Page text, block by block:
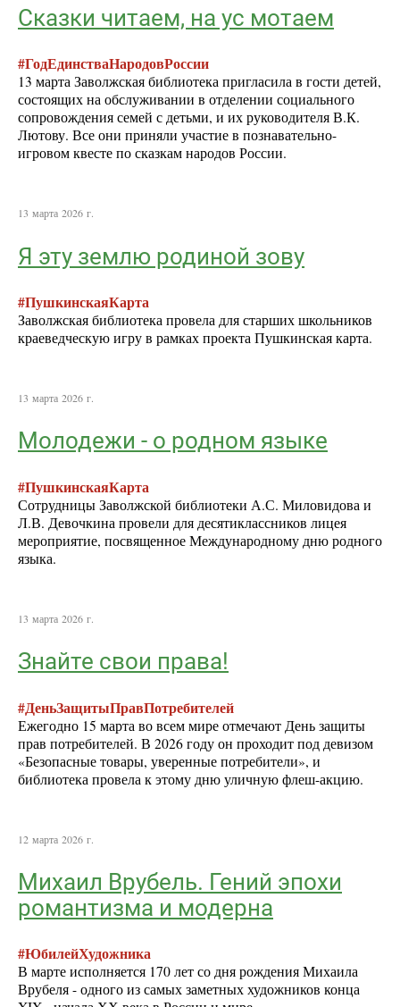
Сказки читаем, на ус мотаем
#ГодЕдинстваНародовРоссии
13 марта Заволжская библиотека пригласила в гости детей,
состоящих на обслуживании в отделении социального
сопровождения семей с детьми, и их руководителя В.К.
Лютову. Все они приняли участие в познавательно-
игровом квесте по сказкам народов России.
13 марта 2026 г.
Я эту землю родиной зову
#ПушкинскаяКарта
Заволжская библиотека провела для старших школьников
краеведческую игру в рамках проекта Пушкинская карта.
13 марта 2026 г.
Молодежи - о родном языке
#ПушкинскаяКарта
Сотрудницы Заволжской библиотеки А.С. Миловидова и
Л.В. Девочкина провели для десятиклассников лицея
мероприятие, посвященное Международному дню родного
языка.
13 марта 2026 г.
Знайте свои права!
#ДеньЗащитыПравПотребителей
Ежегодно 15 марта во всем мире отмечают День защиты
прав потребителей. В 2026 году он проходит под девизом
«Безопасные товары, уверенные потребители», и
библиотека провела к этому дню уличную флеш-акцию.
12 марта 2026 г.
Михаил Врубель. Гений эпохи
романтизма и модерна
#ЮбилейХудожника
В марте исполняется 170 лет со дня рождения Михаила
Врубеля - одного из самых заметных художников конца